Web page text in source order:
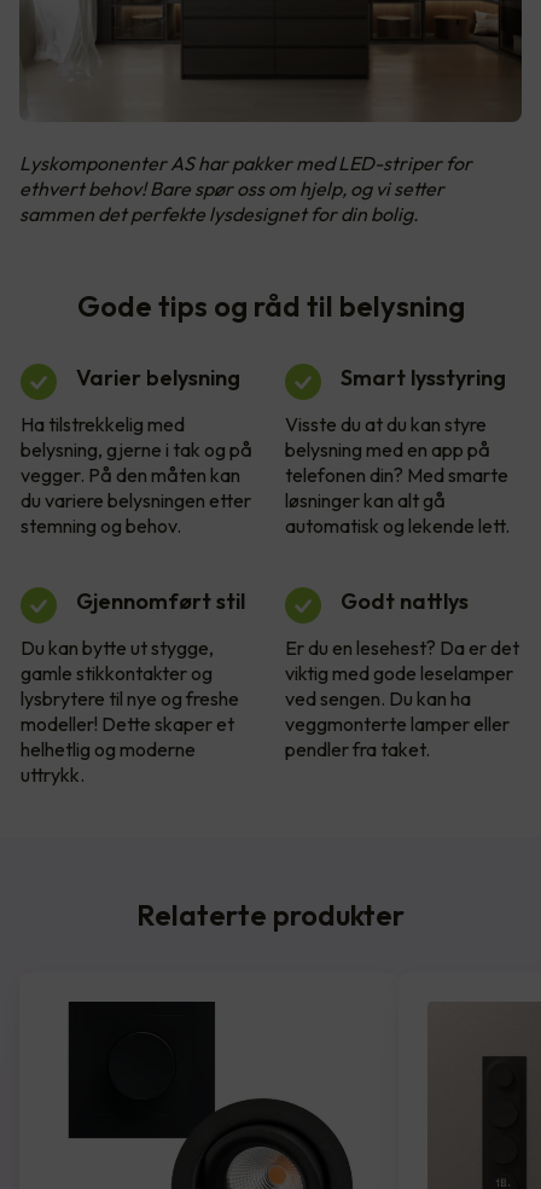
Lyskomponenter AS har pakker med LED-striper for
ethvert behov! Bare spør oss om hjelp, og vi setter
sammen det perfekte lysdesignet for din bolig.
Gode tips og råd til belysning
Varier belysning
Ha tilstrekkelig med
belysning, gjerne i tak og på
vegger. På den måten kan
du variere belysningen etter
stemning og behov.
Smart lysstyring
Visste du at du kan styre
belysning med en app på
telefonen din? Med smarte
løsninger kan alt gå
automatisk og lekende lett.
Gjennomført stil
Du kan bytte ut stygge,
gamle stikkontakter og
lysbrytere til nye og freshe
modeller! Dette skaper et
helhetlig og moderne
uttrykk.
Godt nattlys
Er du en lesehest? Da er det
viktig med gode leselamper
ved sengen. Du kan ha
veggmonterte lamper eller
pendler fra taket.
Relaterte produkter